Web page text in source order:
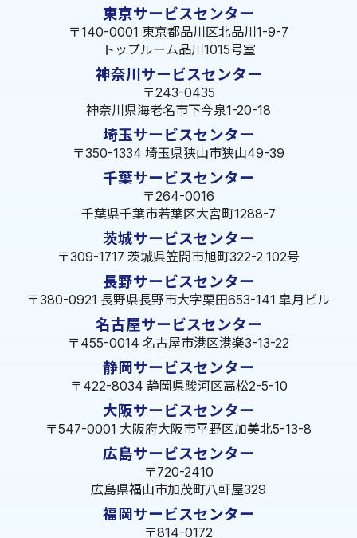
東京サービスセンター
〒140-0001 東京都品川区北品川1-9-7
トップルーム品川1015号室
神奈川サービスセンター
〒243-0435
神奈川県海老名市下今泉1-20-18
埼玉サービスセンター
〒350-1334 埼玉県狭山市狭山49-39
千葉サービスセンター
〒264-0016
千葉県千葉市若葉区大宮町1288-7
茨城サービスセンター
〒309-1717 茨城県笠間市旭町322-2 102号
長野サービスセンター
〒380-0921 長野県長野市大字栗田653-141 皐月ビル
名古屋サービスセンター
〒455-0014 名古屋市港区港楽3-13-22
静岡サービスセンター
〒422-8034 静岡県駿河区高松2-5-10
大阪サービスセンター
〒547-0001 大阪府大阪市平野区加美北5-13-8
広島サービスセンター
〒720-2410
広島県福山市加茂町八軒屋329
福岡サービスセンター
〒814-0172